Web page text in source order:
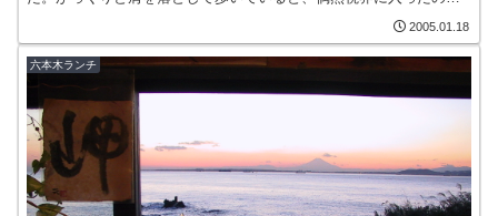
2005.01.18
六本木ランチ